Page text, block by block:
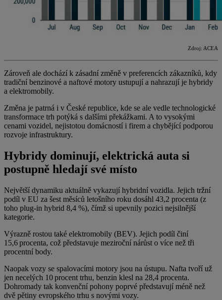
Zdroj: ACEA
Zároveň ale dochází k zásadní změně v preferencích zákazníků, kdy
tradiční benzinové a naftové motory ustupují a nahrazují je hybridy
a elektromobily.
Změna je patrná i v České republice, kde se ale vedle technologické
transformace trh potýká s dalšími překážkami. A to vysokými
cenami vozidel, nejistotou domácností i firem a chybějící podporou
rozvoje infrastruktury.
Hybridy dominují, elektrická auta si
postupně hledají své místo
Největší dynamiku aktuálně vykazují hybridní vozidla. Jejich tržní
podíl v EU za šest měsíců letošního roku dosáhl 43,2 procenta (z
toho plug-in hybrid 8,4 %), čímž si upevnily pozici nejsilnější
kategorie.
Výrazně rostou také elektromobily (BEV). Jejich podíl činí
15,6 procenta, což představuje meziroční nárůst o více než tři
procentní body.
Naopak vozy se spalovacími motory jsou na ústupu. Nafta tvoří už
jen necelých 10 procent trhu, benzin klesl na 28,4 procenta.
Dohromady tak konvenční pohony poprvé představují méně než
dvě pětiny evropského trhu s novými vozy.